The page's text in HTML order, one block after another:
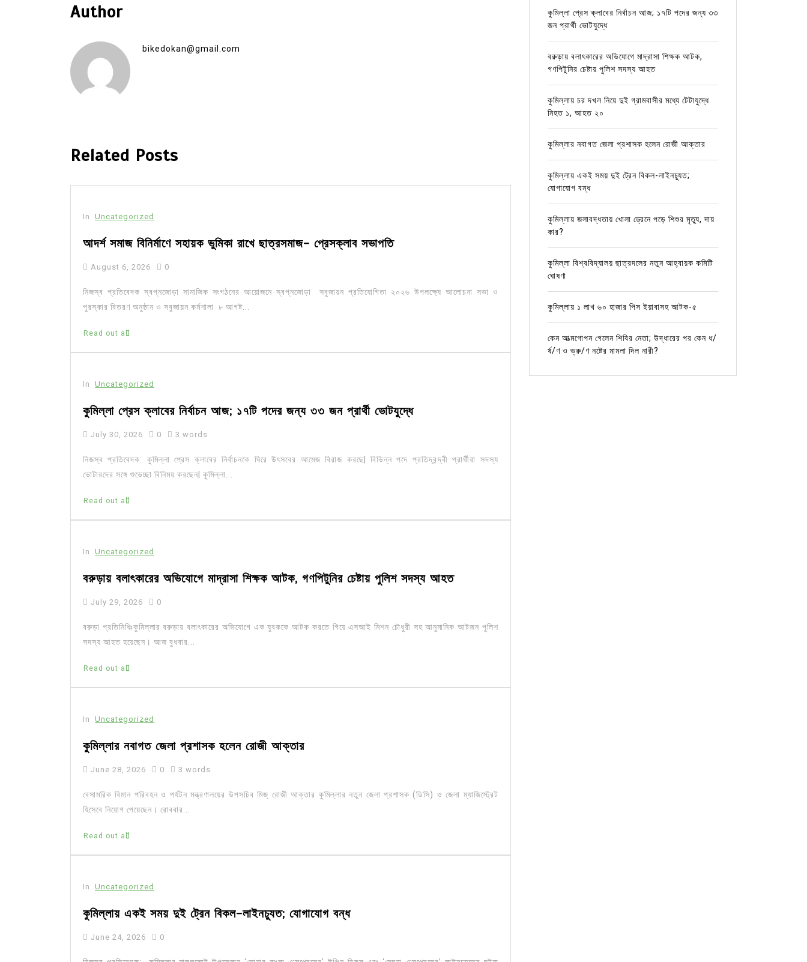
Author
bikedokan@gmail.com
Related Posts
In Uncategorized
আদর্শ সমাজ বিনির্মাণে সহায়ক ভুমিকা রাখে ছাত্রসমাজ- প্রেসক্লাব সভাপতি
August 6, 2026 0
নিজস্ব প্রতিবেদক স্বপ্নজোড়া সামাজিক সংগঠনের আয়োজনে স্বপ্নজোড়া সবুজায়ন প্রতিযোগিতা ২০২৬ উপলক্ষ্যে আলোচনা সভা ও
পুরস্কার বিতরণ অনুষ্ঠান ও সবুজায়ন কর্মশালা ৮ আগষ্ট...
Read out all
In Uncategorized
কুমিল্লা প্রেস ক্লাবের নির্বাচন আজ; ১৭টি পদের জন্য ৩৩ জন প্রার্থী ভোটযুদ্ধে
July 30, 2026 0 3 words
নিজস্ব প্রতিবেদক: কুমিল্লা প্রেস ক্লাবের নির্বাচনকে ঘিরে উৎসবের আমেজ বিরাজ করছে| বিভিন্ন পদে প্রতিদ্বন্দ্বী প্রার্থীরা সদস্য
ভোটারদের সঙ্গে শুভেচ্ছা বিনিময় করছেন| কুমিল্লা...
Read out all
In Uncategorized
বরুড়ায় বলাৎকারের অভিযোগে মাদ্রাসা শিক্ষক আটক, গণপিটুনির চেষ্টায় পুলিশ সদস্য আহত
July 29, 2026 0
বরুড়া প্রতিনিধিঃকুমিল্লার বরুড়ায় বলাৎকারের অভিযোগে এক যুবককে আটক করতে গিয়ে এসআই মিশন চৌধুরী সহ আনুমানিক আটজন পুলিশ
সদস্য আহত হয়েছেন। আজ বুধবার...
Read out all
In Uncategorized
কুমিল্লার নবাগত জেলা প্রশাসক হলেন রোজী আক্তার
June 28, 2026 0 3 words
বেসামরিক বিমান পরিবহন ও পর্যটন মন্ত্রণালয়ের উপসচিব মিজ্ রোজী আক্তার কুমিল্লার নতুন জেলা প্রশাসক (ডিসি) ও জেলা ম্যাজিস্ট্রেট
হিসেবে নিয়োগ পেয়েছেন। রোববার...
Read out all
In Uncategorized
কুমিল্লায় একই সময় দুই ট্রেন বিকল-লাইনচ্যুত; যোগাযোগ বন্ধ
June 24, 2026 0
কুমিল্লা প্রেস ক্লাবের নির্বাচন আজ; ১৭টি পদের জন্য ৩৩
জন প্রার্থী ভোটযুদ্ধে
বরুড়ায় বলাৎকারের অভিযোগে মাদ্রাসা শিক্ষক আটক,
গণপিটুনির চেষ্টায় পুলিশ সদস্য আহত
কুমিল্লায় চর দখল নিয়ে দুই গ্রামবাসীর মধ্যে টেটাযুদ্ধে
নিহত ১, আহত ২০
কুমিল্লার নবাগত জেলা প্রশাসক হলেন রোজী আক্তার
কুমিল্লায় একই সময় দুই ট্রেন বিকল-লাইনচ্যুত;
যোগাযোগ বন্ধ
কুমিল্লায় জলাবদ্ধতায় খোলা ড্রেনে পড়ে শিশুর মৃত্যু, দায়
কার?
কুমিল্লা বিশ্ববিদ্যালয় ছাত্রদলের নতুন আহ্বায়ক কমিটি
ঘোষণা
কুমিল্লায় ১ লাখ ৬০ হাজার পিস ইয়াবাসহ আটক-৫
কেন আত্মগোপন গেলেন শিবির নেতা; উদ্ধারের পর কেন ধ/
র্ষ/ণ ও ভ্রু/ণ নষ্টের মামলা দিল নারী?